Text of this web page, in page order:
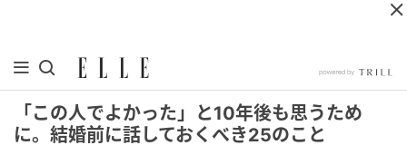
「この人でよかった」と10年後も思うため
に。結婚前に話しておくべき25のこと